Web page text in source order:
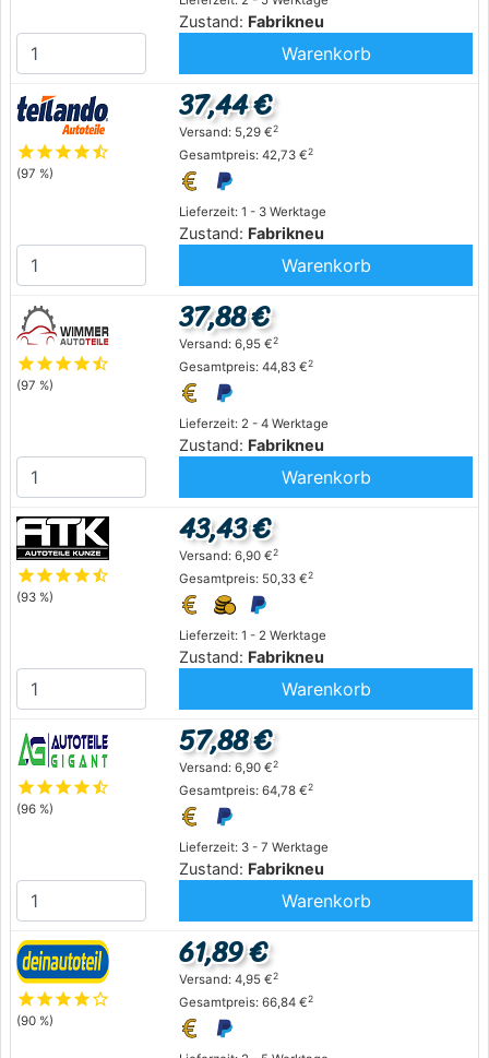
Zustand: Fabrikneu
Warenkorb
starstarstarstarstar_half
(97 %)
Lieferzeit: 1 - 3 Werktage
Zustand: Fabrikneu
37,44 €
Versand: 5,29 €2
Gesamtpreis: 42,73 €2
Warenkorb
starstarstarstarstar_half
(97 %)
Lieferzeit: 2 - 4 Werktage
Zustand: Fabrikneu
37,88 €
Versand: 6,95 €2
Gesamtpreis: 44,83 €2
Warenkorb
starstarstarstarstar_half
(93 %)
Lieferzeit: 1 - 2 Werktage
Zustand: Fabrikneu
43,43 €
Versand: 6,90 €2
Gesamtpreis: 50,33 €2
Warenkorb
starstarstarstarstar_half
(96 %)
Lieferzeit: 3 - 7 Werktage
Zustand: Fabrikneu
57,88 €
Versand: 6,90 €2
Gesamtpreis: 64,78 €2
Warenkorb
starstarstarstarstar_outline
(90 %)
61,89 €
Versand: 4,95 €2
Gesamtpreis: 66,84 €2